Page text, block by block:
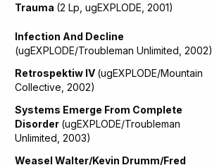
Trauma (2 Lp, ugEXPLODE, 2001)
Infection And Decline
(ugEXPLODE/Troubleman Unlimited, 2002)
Retrospektiw IV (ugEXPLODE/Mountain
Collective, 2002)
Systems Emerge From Complete
Disorder (ugEXPLODE/Troubleman
Unlimited, 2003)
Weasel Walter/Kevin Drumm/Fred